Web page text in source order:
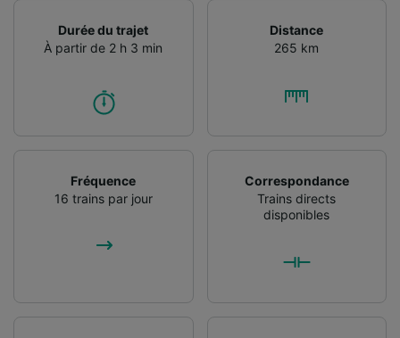
Durée du trajet
À partir de 2 h 3 min
Distance
265 km
Fréquence
16 trains par jour
Correspondance
Trains directs
disponibles
informations sur un appareil. Publicités et
contenu personnalisés, mesure de
services.
Liste de nos partenaires (fournisseurs)